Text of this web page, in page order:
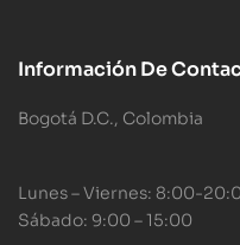
Información De
Bogotá D.C., Colombia
Lunes – Viernes: 8:00-
Sábado: 9:00 – 15:00